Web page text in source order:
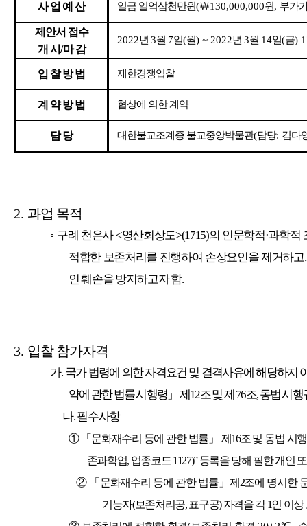
사 업 예 산 일금 일억삼천만원(￦130,000,000원, 부가
제안서 접수
개 시 /마 감
2022년 3월 7일(월) ~ 2022년 3월 14일(금)
입 찰 방 법 제한경쟁입찰
계 약 방 법 협상에 의한 계약
담 당 대한불교조계종 불교중앙박물관(담당: 김다
2. 과업 목적
◦ 구례 천은사 <영산회상도>(1715)의 인문학적·과학적
적합한 보존처리를 진행하여 손상요인을 제거하고
인 훼손을 방지하고자 함.
3. 입찰 참가자격
가. 국가 법령에 의한 자격요건 및 결격사유에 해당하지
약에 관한 법률 시행령 」 제12조 및 제 76조,동법 시행
나.필수사항
① 「 문화재수리 등에 관한 법률」 제 16조 및 동법 시
존과학업, 업종코드 1127)”등록을 당해 필한 개인
②
「 문화재수리 등에 관한 법률」 제 2조에 명시한
기능자(보존처리공, 표구공)자격을 각1인 이상